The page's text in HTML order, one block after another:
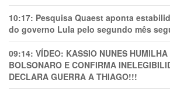
10:17: Pesquisa Quaest aponta
do governo Lula pelo segundo mês
09:14: VÍDEO: KASSIO NUNES
BOLSONARO E CONFIRMA
DECLARA GUERRA A THIAGO!!!